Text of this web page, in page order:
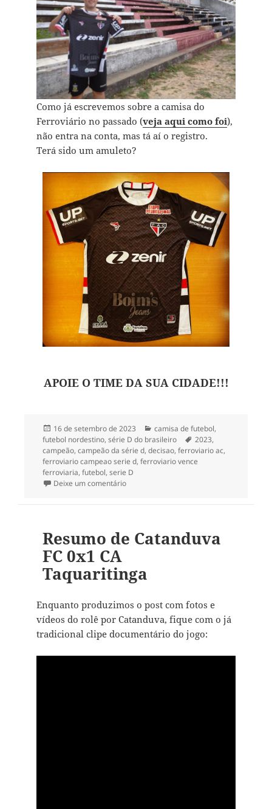
Como já escrevemos sobre a camisa do
Ferroviário no passado (veja aqui como foi),
não entra na conta, mas tá aí o registro.
Terá sido um amuleto?
APOIE O TIME DA SUA CIDADE!!!
Publicado
em
16 de setembro de 2023 Categorias
camisa de futebol,
futebol nordestino, série D do brasileiro Tags
2023,
campeão, campeão da série d, decisao, ferroviario ac,
ferroviario campeao serie d, ferroviario vence
ferroviaria, futebol, serie D
Deixe um comentárioem Ferroviário-CE campeão da série D do
Resumo de Catanduva
FC 0x1 CA
Taquaritinga
Enquanto produzimos o post com fotos e
vídeos do rolê por Catanduva, fique com o já
tradicional clipe documentário do jogo: